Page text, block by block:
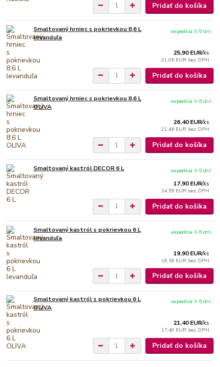
Pridať do košíka
Smaltovaný hrniec s pokrievkou 8,6 L
levanduľa
25,90 EUR/ks
21,06 EUR bez DPH
expedícia 3-5 dní
Pridať do košíka
Smaltovaný hrniec s pokrievkou 8,6 L
OLIVA
26,40 EUR/ks
21,46 EUR bez DPH
expedícia 3-5 dní
Pridať do košíka
Smaltovaný kastról DECOR 6 L
17,90 EUR/ks
14,55 EUR bez DPH
expedícia 3-5 dní
Pridať do košíka
Smaltovaný kastról s pokrievkou 6 L
levanduľa
19,90 EUR/ks
16,18 EUR bez DPH
expedícia 3-5 dní
Pridať do košíka
Smaltovaný kastról s pokrievkou 6 L
OLIVA
21,40 EUR/ks
17,40 EUR bez DPH
expedícia 3-5 dní
Pridať do košíka